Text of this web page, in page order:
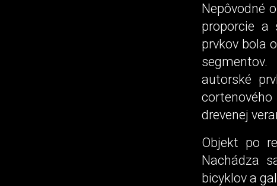
Nepôvodné
proporcie a
prvkov bola
autorské
drevenej
Objekt po
Nachádza
bicyklov a